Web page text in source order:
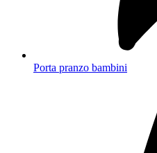
Porta pranzo bambini